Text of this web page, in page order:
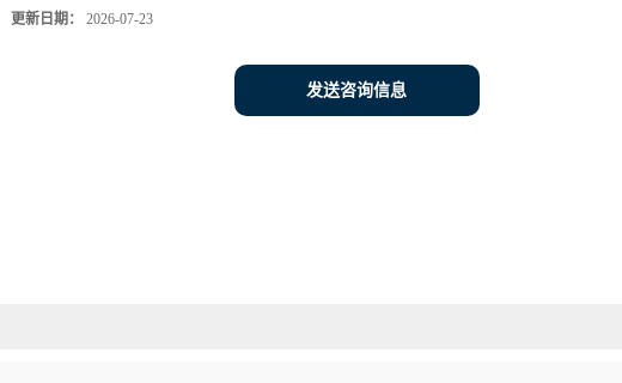
更新日期： 2026-07-23
发送咨询信息